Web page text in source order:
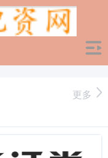
更多